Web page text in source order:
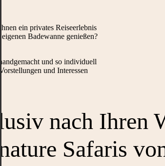
ein privates Reiseerlebnis
Badewanne genießen?
und so individuell
und Interessen
nach Ihren
Safaris